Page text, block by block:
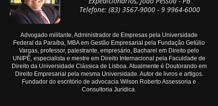
Telefone: (83) 3567-9000 - 9 9964-6000
Advogado militante, Administrador de Empresas pela Universidade
Federal da Paraíba, MBA em Gestão Empresarial pela Fundação Getúlio
Vargas, professor, palestrante, empresário, Bacharel em Direito pelo
UNIPÊ, especialista e mestre em Direito Internacional pela Faculdade de
Direito da Universidade Clássica de Lisboa. Atualmente é Doutorando em
Direito Empresarial pela mesma Universidade. Autor de livros e artigos.
Fundador do escritório de advocacia Wilson Roberto Assessoria e
Consultoria Jurídica.